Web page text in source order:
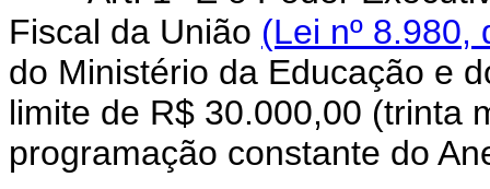
Fiscal da União (Lei nº 8.980,
do Ministério da Educação e
limite de R$ 30.000,00 (trinta
programação constante do